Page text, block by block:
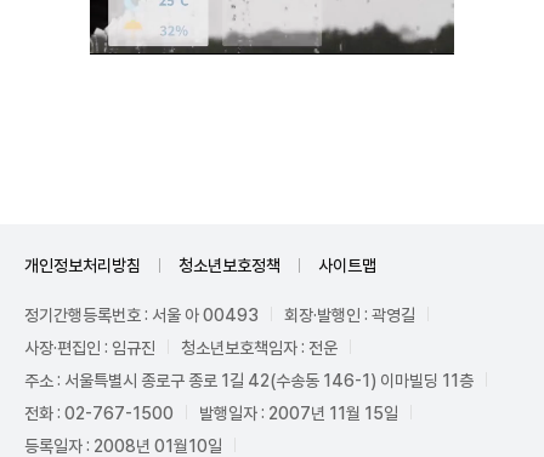
개인정보처리방침 청소년보호정책 사이트맵
정기간행등록번호 : 서울 아 00493
회장·발행인 : 곽영길
사장·편집인 : 임규진
청소년보호책임자 : 전운
주소 : 서울특별시 종로구 종로 1길 42(수송동 146-1) 이마빌딩 11층
전화 : 02-767-1500
발행일자 : 2007년 11월 15일
등록일자 : 2008년 01월10일